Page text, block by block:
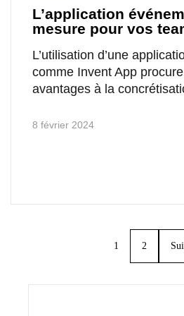
L’application
mesure pour vos
L’utilisation d’une
comme Invent App
avantages à la
8 février 2024
1 2